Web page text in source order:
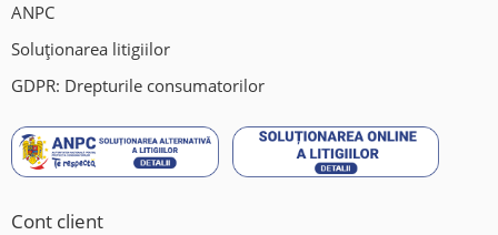
ANPC
Soluționarea litigiilor
GDPR: Drepturile consumatorilor
Cont client